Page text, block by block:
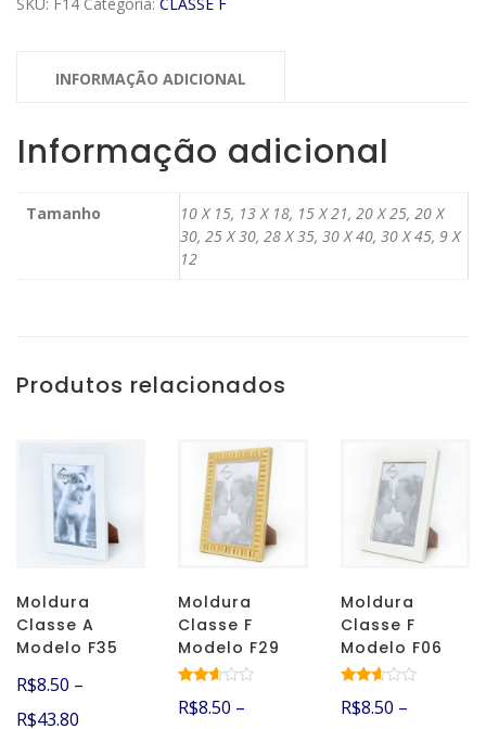
INFORMAÇÃO ADICIONAL
Informação adicional
Tamanho
10 X 15, 13 X 18, 15 X 21, 20 X 25, 20 X
30, 25 X 30, 28 X 35, 30 X 40, 30 X 45, 9 X
12
Produtos relacionados
Moldura
Classe A
Modelo F35
R$8.50 –
R$43.80
Moldura
Classe F
Modelo F29
ção
R$8.50 –
Moldura
Classe F
Modelo F06
ção
R$8.50 –